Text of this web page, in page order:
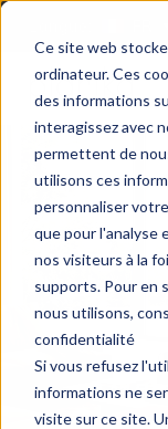
Ce site web
ordinateur. Ces
des informations
interagissez avec
permettent de
utilisons ces
personnaliser
que pour l'analyse
nos visiteurs à la
supports. Pour en
nous utilisons,
confidentialité
Si vous refusez
informations ne
visite sur ce site.